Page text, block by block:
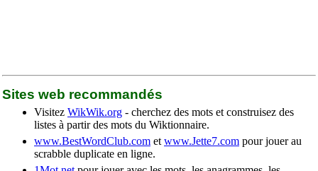
Sites web recommandés
Visitez WikWik.org - cherchez des mots et construisez des
listes à partir des mots du Wiktionnaire.
www.BestWordClub.com et www.Jette7.com pour jouer au
scrabble duplicate en ligne.